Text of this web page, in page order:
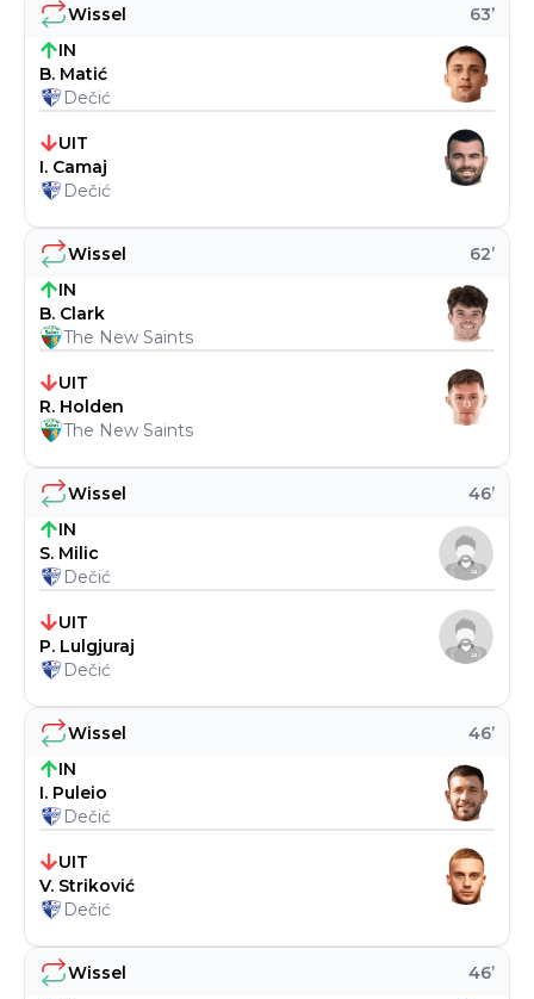
Wissel 46’
Wissel 46’
IN
I. Puleio
Dečić
UIT
V. Striković
Dečić
Wissel 46’
IN
S. Milic
Dečić
UIT
P. Lulgjuraj
Dečić
Wissel 62’
IN
B. Clark
The New Saints
UIT
R. Holden
The New Saints
Wissel 63’
IN
B. Matić
Dečić
UIT
I. Camaj
Dečić